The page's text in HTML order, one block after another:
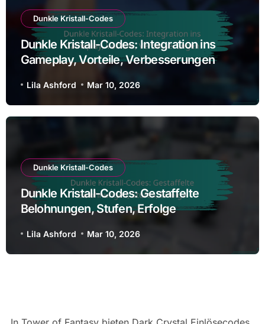
Dunkle Kristall-Codes
Dunkle Kristall-Codes: Integration ins
Gameplay, Vorteile, Verbesserungen
Lila Ashford Mar 10, 2026
Dunkle Kristall-Codes
Dunkle Kristall-Codes: Gestaffelte
Belohnungen, Stufen, Erfolge
Lila Ashford Mar 10, 2026